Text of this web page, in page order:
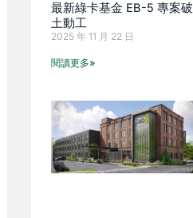
最新綠卡基金 EB-5 專案破
土動工
2025 年 11 月 22 日
閱讀更多»